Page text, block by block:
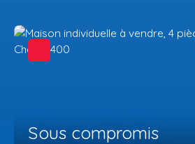
Sous compromis